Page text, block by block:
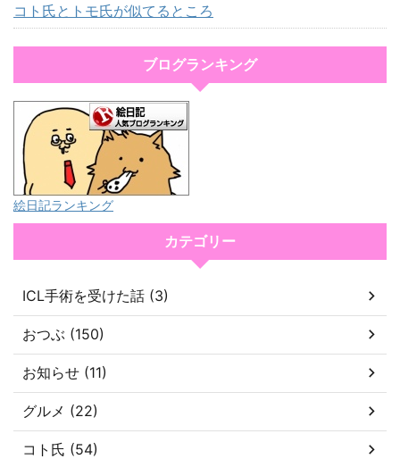
コト氏とトモ氏が似てるところ
ブログランキング
絵日記ランキング
カテゴリー
ICL手術を受けた話 (3)
おつぶ (150)
お知らせ (11)
グルメ (22)
コト氏 (54)